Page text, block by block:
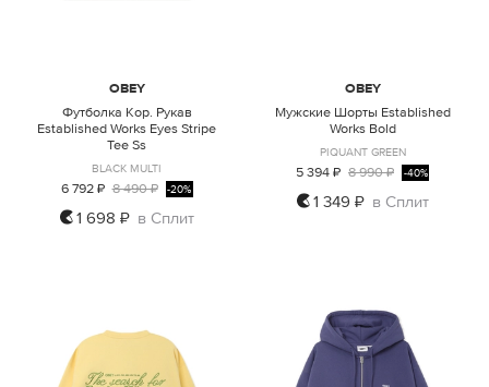
S M L XL XXL
OBEY
Футболка Кор. Рукав
Established Works Eyes Stripe
Tee Ss
BLACK MULTI
6 792 ₽ 8 490 ₽ -20%
1 698 ₽ в Сплит
OBEY
Мужские Шорты Established
Works Bold
PIQUANT GREEN
5 394 ₽ 8 990 ₽ -40%
1 349 ₽ в Сплит